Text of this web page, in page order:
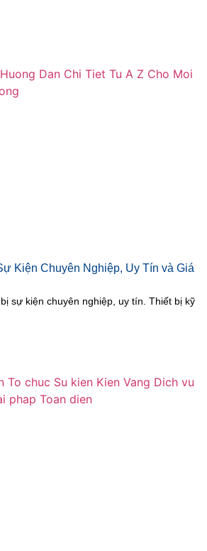
Kiện Chuyên Nghiệp, Uy Tín và Giá
sự kiện chuyên nghiệp, uy tín. Thiết bị kỹ